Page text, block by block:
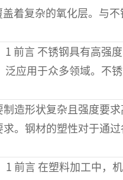
盖着复杂的氧化层。与
1 前言 不锈钢具有高强度、耐热性和耐腐蚀性等出色特性，因此被广
泛应用于众多领域。不
求。钢材的塑性对于通
1 前言 在塑料加工中，机器部件如挤出机螺杆的磨损和腐蚀，会影响